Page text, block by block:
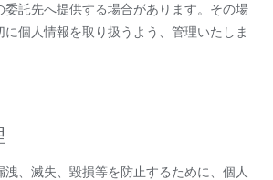
委託先へ提供する場合があります。その場
個人情報を取り扱うよう、管理いたしま
、滅失、毀損等を防止するために、個人